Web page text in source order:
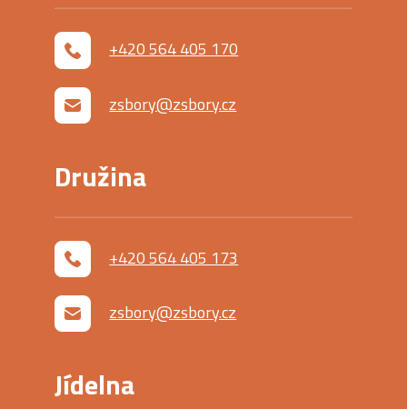
+420 564 405 170
zsbory@zsbory.cz
Družina
+420 564 405 173
zsbory@zsbory.cz
Jídelna